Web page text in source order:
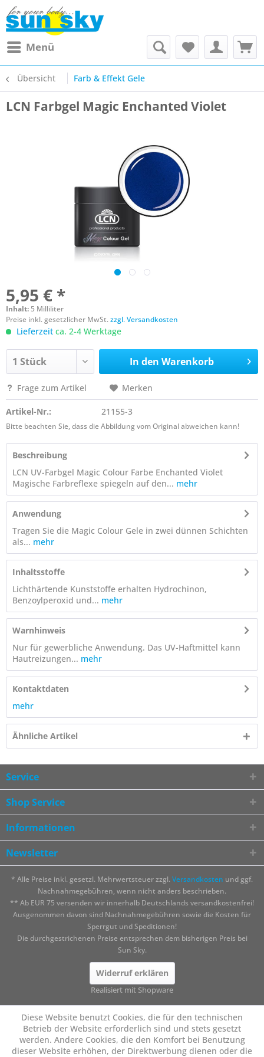
Menü
Übersicht Farb & Effekt Gele
LCN Farbgel Magic Enchanted Violet
5,95 € *
Inhalt: 5 Milliliter
Preise inkl. gesetzlicher MwSt.zzgl. Versandkosten
Lieferzeit ca. 2-4 Werktage
In den Warenkorb
Frage zum Artikel Merken
Artikel-Nr.: 21155-3
Bitte beachten Sie, dass die Abbildung vom Original abweichen kann!
Beschreibung
LCN UV-Farbgel Magic Colour Farbe Enchanted Violet
Magische Farbreflexe spiegeln auf den... mehr
Anwendung
Tragen Sie die Magic Colour Gele in zwei dünnen Schichten
als... mehr
Inhaltsstoffe
Lichthärtende Kunststoffe erhalten Hydrochinon,
Benzoylperoxid und... mehr
Warnhinweis
Nur für gewerbliche Anwendung. Das UV-Haftmittel kann
Hautreizungen... mehr
Kontaktdaten
mehr
Ähnliche Artikel
Service
Shop Service
Informationen
Newsletter
* Alle Preise inkl. gesetzl. Mehrwertsteuer zzgl. Versandkosten und ggf.
Nachnahmegebühren, wenn nicht anders beschrieben.
** Ab EUR 75 versenden wir innerhalb Deutschlands versandkostenfrei!
Ausgenommen davon sind Nachnahmegebühren sowie die Kosten für
Sperrgut und Speditionen!
Die durchgestrichenen Preise entsprechen dem bisherigen Preis bei
Sun Sky.
Widerruf erklären
Realisiert mit Shopware
Diese Website benutzt Cookies, die für den technischen
Betrieb der Website erforderlich sind und stets gesetzt
werden. Andere Cookies, die den Komfort bei Benutzung
dieser Website erhöhen, der Direktwerbung dienen oder die